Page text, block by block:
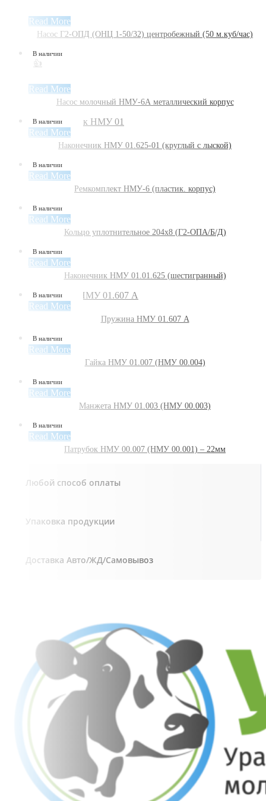
Read More
Насос Г2-ОПД (ОНЦ 1-50/32) центробежный (50 м.куб/час)
В наличии
👍
Read More
Насос молочный НМУ-6А металлический корпус
В наличии
Read More
Наконечник НМУ 01.625-01 (круглый с лыской)
В наличии
Read More
Ремкомплект НМУ-6 (пластик. корпус)
В наличии
Read More
Кольцо уплотнительное 204х8 (Г2-ОПА/Б/Д)
В наличии
Read More
Наконечник НМУ 01.01.625 (шестигранный)
В наличии
Read More
Пружина НМУ 01.607 А
В наличии
Read More
Гайка НМУ 01.007 (НМУ 00.004)
В наличии
Read More
Манжета НМУ 01.003 (НМУ 00.003)
В наличии
Read More
Патрубок НМУ 00.007 (НМУ 00.001) – 22мм
Любой способ оплаты
Упаковка продукции
Доставка Авто/ЖД/Самовывоз